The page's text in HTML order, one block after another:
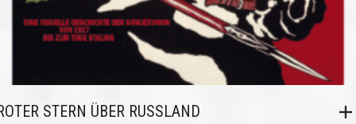
STERN ÜBER RUSSLAND